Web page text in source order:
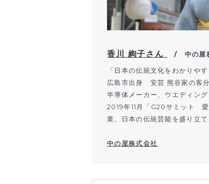
香川 絢子さん
/ 中の屋
「日本の伝統文化をわかりや
広島市出身 安芸 熊谷家の客
半導体メーカー、ウエディン
2019年11月「G20サミット 愛
業、日本の伝統芸能を盛り立
中の屋株式会社